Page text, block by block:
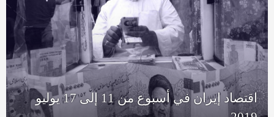
اقتصاد إيران في أسبوع من 11 إلى 17 يوليو